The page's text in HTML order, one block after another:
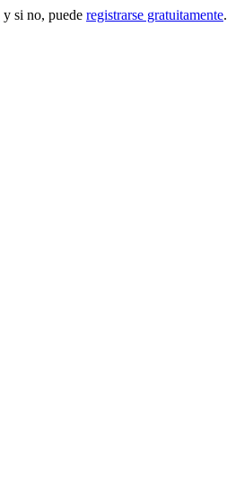
y si no, puede registrarse gratuitamente.